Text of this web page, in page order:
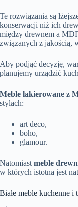
Te rozwiązania są
konserwacji niż ich
między drewnem a
związanych z jakością,
Aby podjąć decyzję,
planujemy urządzić
Meble lakierowane z
stylach:
art deco,
boho,
glamour.
Natomiastmeble
w których istotna jest
Białe meble kuchenne